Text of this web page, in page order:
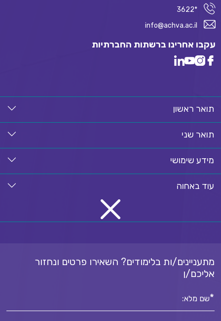
*3622
info@achva.ac.il
עקבו אחרינו ברשתות החברתיות
תואר ראשון
תואר שני
מידע שימושי
עוד באחוה
מתעניינים/ות בלימודים? השאירו פרטים ונחזור
אליכם/ן
שם מלא:*